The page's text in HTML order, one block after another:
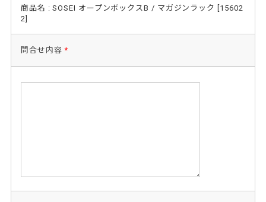
商品名 : SOSEI オープンボックスB / マガジンラック [15602
2]
問合せ内容 *